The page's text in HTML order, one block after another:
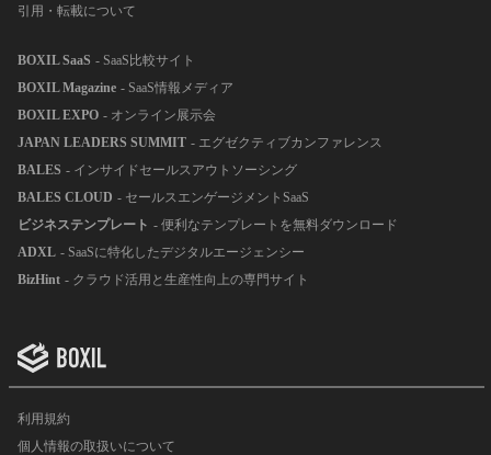
引用・転載について
BOXIL SaaS - SaaS比較サイト
BOXIL Magazine - SaaS情報メディア
BOXIL EXPO - オンライン展示会
JAPAN LEADERS SUMMIT - エグゼクティブカンファレンス
BALES - インサイドセールスアウトソーシング
BALES CLOUD - セールスエンゲージメントSaaS
ビジネステンプレート - 便利なテンプレートを無料ダウンロード
ADXL - SaaSに特化したデジタルエージェンシー
BizHint - クラウド活用と生産性向上の専門サイト
利用規約
個人情報の取扱いについて